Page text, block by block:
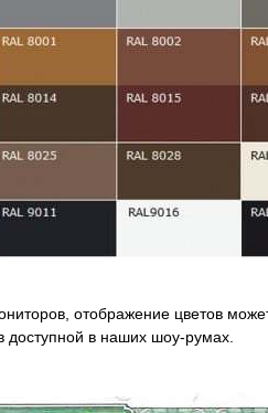
отображение цветов может
доступной в наших шоу-румах.